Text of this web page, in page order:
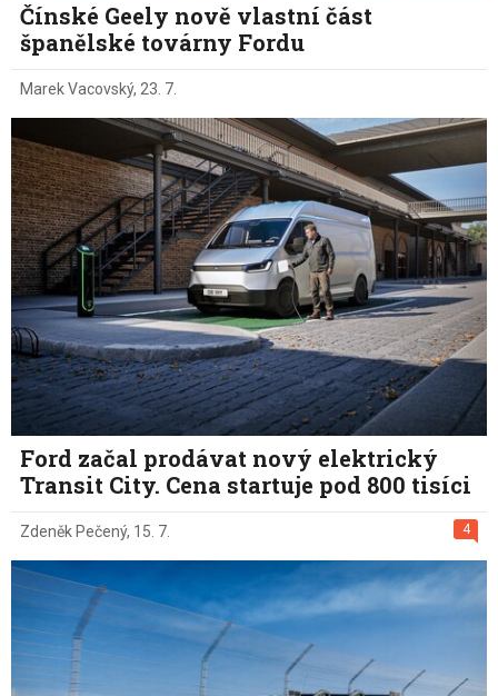
Čínské Geely nově vlastní část
španělské továrny Fordu
Marek Vacovský, 23. 7.
Ford začal prodávat nový elektrický
Transit City. Cena startuje pod 800 tisíci
4
Zdeněk Pečený, 15. 7.